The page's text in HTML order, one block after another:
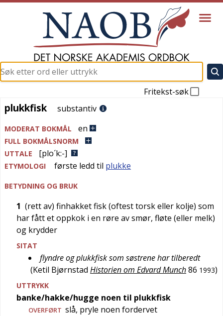
Fritekst-søk
plukkfisk
plukkfisk substantiv
MODERAT BOKMÅL en
FULL BOKMÅLSNORM
UTTALE
[plo´k:-]
ETYMOLOGI første ledd til plukke
BETYDNING OG BRUK
1 (rett av) finhakket fisk (oftest torsk eller kolje) som
har fått et oppkok i en røre av smør, fløte (eller melk)
og krydder
SITAT
flyndre og plukkfisk som søstrene har tilberedt
(Ketil Bjørnstad Historien om Edvard Munch86 1993)
UTTRYKK
banke/hakke/hugge noen til plukkfisk
OVERFØRT slå, pryle noen fordervet